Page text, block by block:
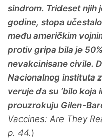
sindrom. Trideset njih
godine, stopa
među američkim
protiv gripa bila je
nevakcinisane civile.
Nacionalnog instituta
veruje da su ‘bilo
prouzrokuju Gilen-
Vaccines: Are They
p. 44.)